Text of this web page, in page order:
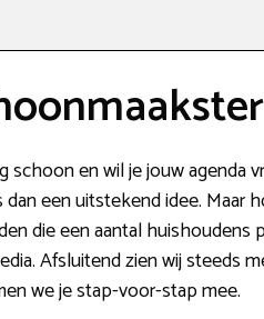
schoon en wil je jouw
een uitstekend idee. Maar
die een aantal
Afsluitend zien wij steeds
we je stap-voor-stap mee.